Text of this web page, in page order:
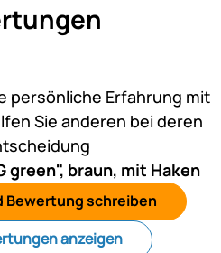
persönliche Erfahrung mit
Sie anderen bei deren
green", braun, mit Haken
Bewertung schreiben
anzeigen